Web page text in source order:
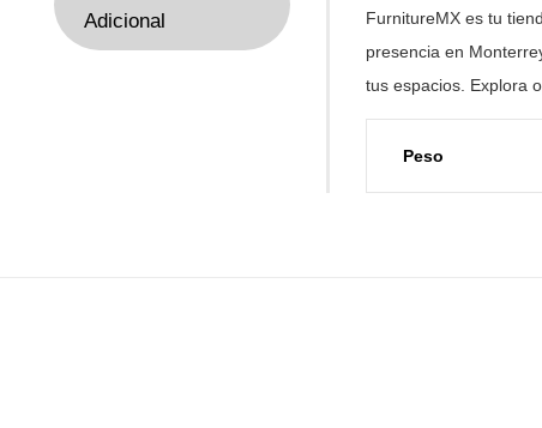
Adicional
FurnitureMX es tu
presencia en
tus espacios. Explora
Peso